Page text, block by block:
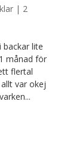
| 2
lite
månad för
flertal
var okej